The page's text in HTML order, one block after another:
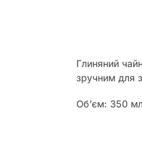
Глиняний
зручним для
Об’єм: 350 мл